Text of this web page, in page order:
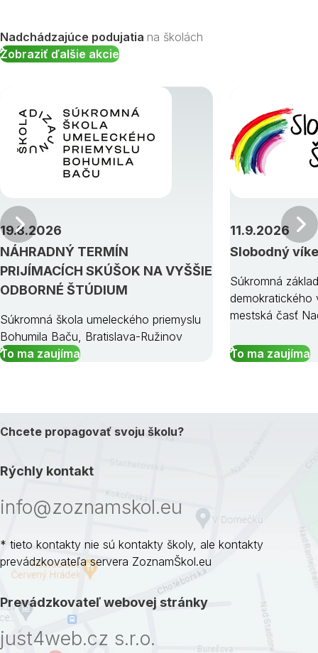
Nadchádzajúce podujatia na školách
Zobraziť ďalšie akcie
NÁHRADNÝ TERMÍN
PRIJÍMACÍCH SKÚŠOK NA VYŠŠIE
ODBORNÉ ŠTÚDIUM
19.8.2026
Súkromná škola umeleckého priemyslu
Bohumila Baču, Bratislava-Ružinov
To ma zaujíma
Slobodný
11.9.2026
Súkromná
demokratického
mestská časť
To ma zaujíma
Predchádzajúci
Chcete propagovať svoju školu?
Rýchly kontakt
info@zoznamskol.eu
* tieto kontakty nie sú kontakty školy, ale kontakty
prevádzkovateľa servera ZoznamŠkol.eu
Prevádzkovateľ webovej stránky
just4web.cz s.r.o.